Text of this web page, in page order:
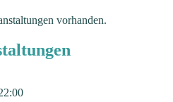
vorhanden.